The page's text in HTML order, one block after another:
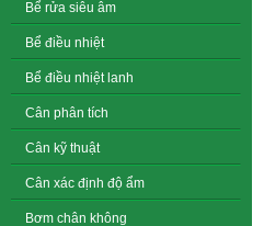
Bể rửa siêu âm
Bể điều nhiệt
Bể điều nhiệt lanh
Cân phân tích
Cân kỹ thuật
Cân xác định độ ẩm
Bơm chân không